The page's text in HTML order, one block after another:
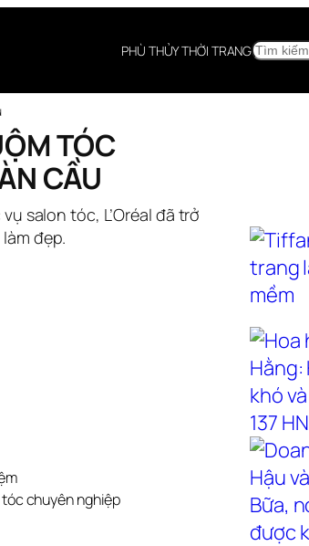
PHÙ THỦY THỜI TRANGSEARCH
TÓC
CẦU
salon tóc, L’Oréal đã trở
đẹp.
tóc chuyên nghiệp